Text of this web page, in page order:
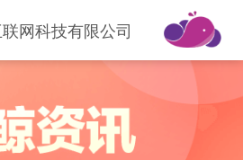
网科技有限公司